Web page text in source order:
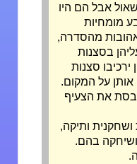
הם היו
מהסדרה,
המקום.
הצעיף
ותיקה,
בהם.